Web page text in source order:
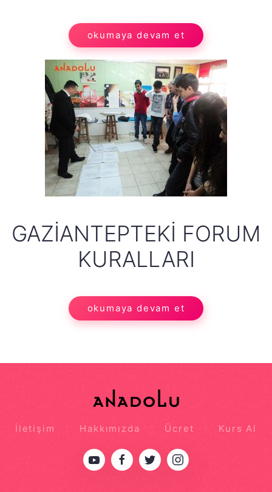
okumaya devam et
GAZIANTEPTEKI FORUM
KURALLARI
okumaya devam et
İletişim Hakkımızda Ücret Kurs Al